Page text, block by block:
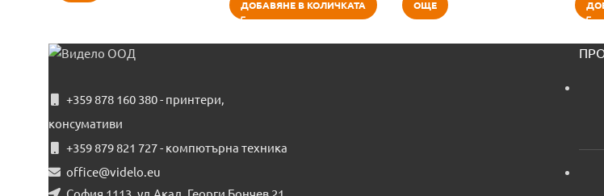
ДОБАВЯНЕ В КОЛИЧКАТА ОЩЕ
+359 878 160 380 - принтери,
консумативи
+359 879 821 727 - компютърна техника
office@videlo.eu